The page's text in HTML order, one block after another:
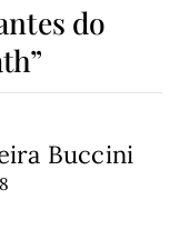
do
”
Buccini